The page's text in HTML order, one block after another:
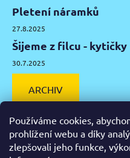
Používáme cookies,
prohlížení webu a díky
zlepšovali jeho funkce,
Pletení náramků
27.8.2025
Šijeme z filcu - kytičky
30.7.2025
ARCHIV